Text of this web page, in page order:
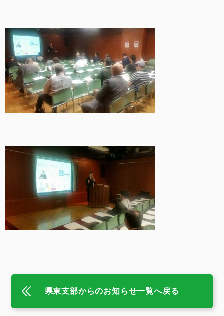
県東支部からのお知らせ一覧へ戻る